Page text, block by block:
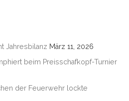
Jahresbilanz März 11, 2026
beim Preisschafkopf-Turnier
der Feuerwehr lockte